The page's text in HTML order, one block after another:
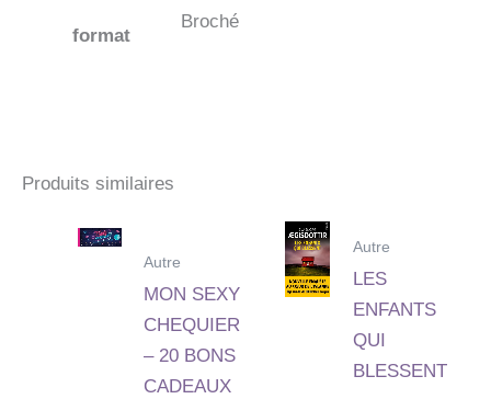
format
Broché
Produits similaires
Autre
MON SEXY
CHEQUIER
– 20 BONS
CADEAUX
Autre
LES
ENFANTS
QUI
BLESSENT